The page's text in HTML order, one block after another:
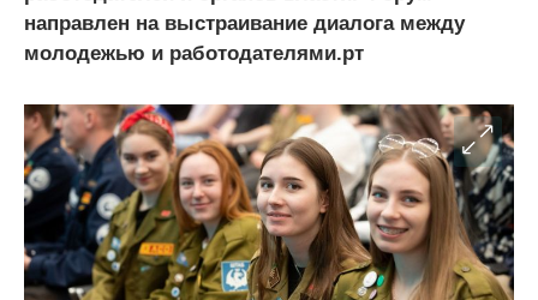
направлен на выстраивание диалога между
молодежью и работодателями.рт